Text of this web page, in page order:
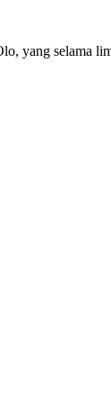
yang selama